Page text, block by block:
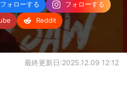
フォローする
フォローする
Reddit
最終更新日:2025.12.09 12:12